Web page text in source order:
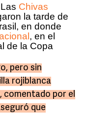
Chivas
la tarde de
en donde
, en el
de la Copa
pero sin
rojiblanca
comentado por el
que